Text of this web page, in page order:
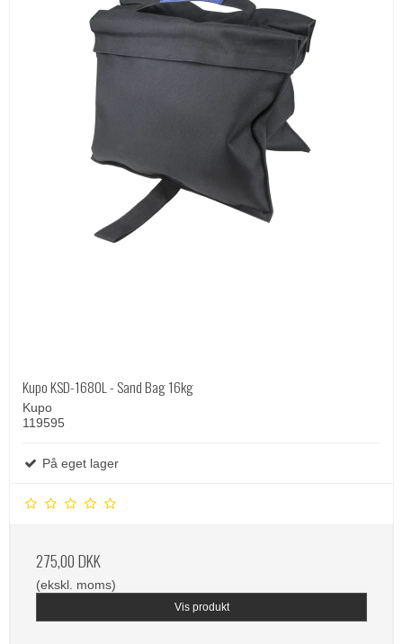
Kupo KSD-1680L - Sand Bag 16kg
Kupo
119595
På eget lager
275,00 DKK
(ekskl. moms)
Vis produkt